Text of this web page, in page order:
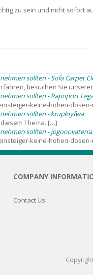
EYE CARE
CLEANSING & MAKE-UP
REMOVER
NORMAL TO
COMBINATION SKIN
COMBINATION TO OILY
SKIN
ANTI-AGEING
VERY DRY OR ATOPIC
WOUND CARE
ANTISEPTICS
MOUTH WASH
TOOTH BRUSH &
TOOTH PASTE
IRRITATED SCALPS
HAIR CARE
HAIR PROTECTION
CONDITIONNER
MASK
zu sein und nicht
sollten - Sofa Carpet
besuchen Sie
sollten - Rapoport
keine-hohen-
sollten - kruployfwa
Thema. […]
sollten -
keine-hohen-
COMPANY
Contact Us